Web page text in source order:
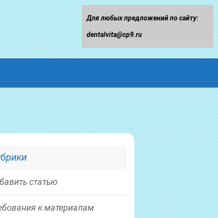
статью
к материалам
Для любых предложений по сайту:
dentalvita@cp9.ru